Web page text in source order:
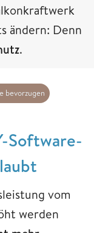
ändern: Denn
.
bevorzugen
Software-
vom
werden